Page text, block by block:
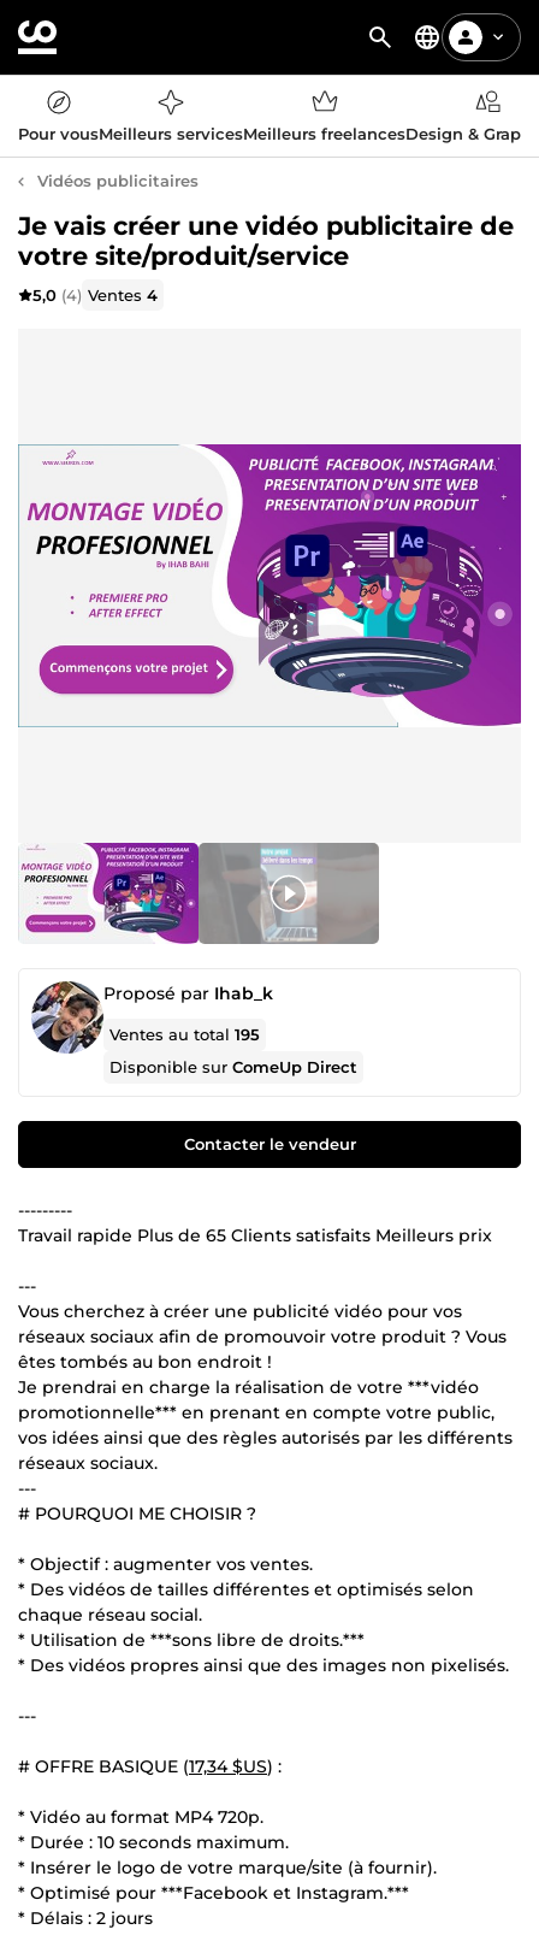
Pour vousMeilleurs servicesMeilleurs freelancesDesign &
Vidéos publicitaires
Je vais créer une vidéo publicitaire de
votre site/produit/service
5,0 (4) Ventes4
Proposé par Ihab_k
Ventes au total195
Disponible surComeUp Direct
Contacter le vendeur
---------
Travail rapide Plus de 65 Clients satisfaits Meilleurs prix
---
Vous cherchez à créer une publicité vidéo pour vos
réseaux sociaux afin de promouvoir votre produit ? Vous
êtes tombés au bon endroit !
Je prendrai en charge la réalisation de votre ***vidéo
promotionnelle*** en prenant en compte votre public,
vos idées ainsi que des règles autorisés par les différents
réseaux sociaux.
---
# POURQUOI ME CHOISIR ?
* Objectif : augmenter vos ventes.
* Des vidéos de tailles différentes et optimisés selon
chaque réseau social.
* Utilisation de ***sons libre de droits.***
* Des vidéos propres ainsi que des images non pixelisés.
---
# OFFRE BASIQUE (17,34 $US) :
* Vidéo au format MP4 720p.
* Durée : 10 seconds maximum.
* Insérer le logo de votre marque/site (à fournir).
* Optimisé pour ***Facebook et Instagram.***
* Délais : 2 jours